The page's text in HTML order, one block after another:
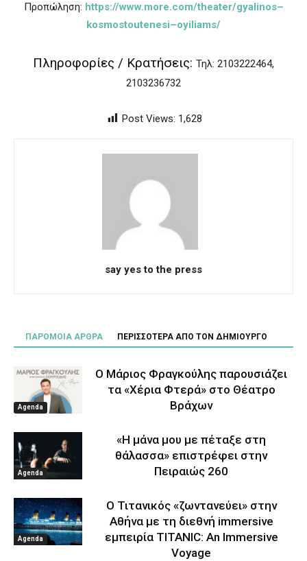
Προπώληση: https://www.more.com/theater/gyalinos–
kosmostoutenesi–oyiliams/
Πληροφορίες / Κρατήσεις: Τηλ: 2103222464,
2103236732
Post Views: 1,628
say yes to the press
ΠΑΡΟΜΟΙΑ ΑΡΘΡΑ ΠΕΡΙΣΣΟΤΕΡΑ ΑΠΟ ΤΟΝ ΔΗΜΙΟΥΡΓΟ
Agenda
Ο Μάριος Φραγκούλης παρουσιάζει
τα «Χέρια Φτερά» στο Θέατρο
Βράχων
Agenda
«Η μάνα μου με πέταξε στη
θάλασσα» επιστρέφει στην
Πειραιώς 260
Agenda
Ο Τιτανικός «ζωντανεύει» στην
Αθήνα με τη διεθνή immersive
εμπειρία TITANIC: An Immersive
Voyage